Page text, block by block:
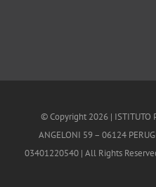
© Copyright 2026 | ISTITUTO
ANGELONI 59 – 06124
03401220540 | All Rights